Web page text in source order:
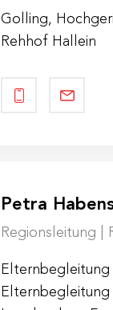
Golling,
Rehhof Hallein
Petra
Regionsleitung |
Elternbegleitung